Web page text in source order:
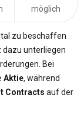
möglich
zu beschaffen
dazu unterliegen
Bei
Aktie, während
Contracts auf der